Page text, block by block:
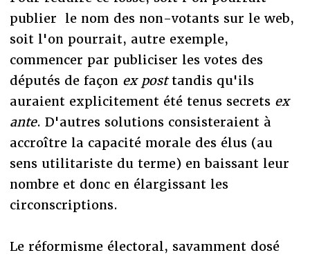
publier le nom des non-votants sur le web,
soit l'on pourrait, autre exemple,
commencer par publiciser les votes des
députés de façon ex posttandis qu'ils
auraient explicitement été tenus secrets ex
ante. D'autres solutions consisteraient à
accroître la capacité morale des élus (au
sens utilitariste du terme) en baissant leur
nombre et donc en élargissant les
circonscriptions.
Le réformisme électoral, savamment dosé